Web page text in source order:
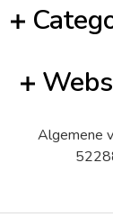
Algemene